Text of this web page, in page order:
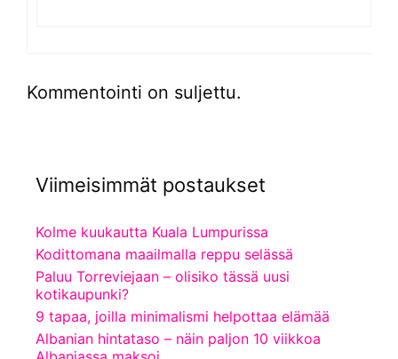
Kommentointi on suljettu.
Viimeisimmät postaukset
Kolme kuukautta Kuala Lumpurissa
Kodittomana maailmalla reppu selässä
Paluu Torreviejaan – olisiko tässä uusi
kotikaupunki?
9 tapaa, joilla minimalismi helpottaa elämää
Albanian hintataso – näin paljon 10 viikkoa